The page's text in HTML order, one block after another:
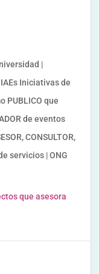
|
Iniciativas de
PUBLICO que
de eventos
CONSULTOR,
servicios | ONG
que asesora